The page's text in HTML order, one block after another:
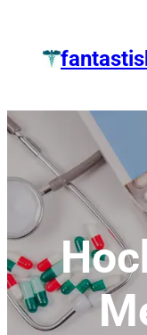
springen